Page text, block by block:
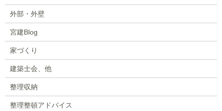
外部・外壁
宮建Blog
家づくり
建築士会、他
整理収納
整理整頓アドバイス